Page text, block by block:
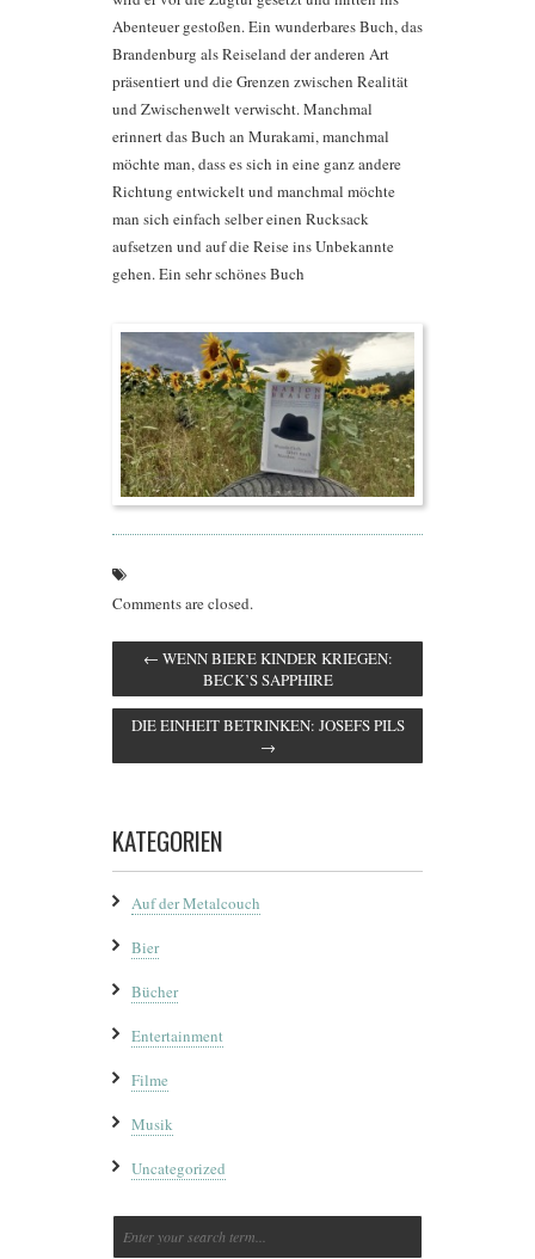
Abenteuer gestoßen. Ein wunderbares Buch, das
Brandenburg als Reiseland der anderen Art
präsentiert und die Grenzen zwischen Realität
und Zwischenwelt verwischt. Manchmal
erinnert das Buch an Murakami, manchmal
möchte man, dass es sich in eine ganz andere
Richtung entwickelt und manchmal möchte
man sich einfach selber einen Rucksack
aufsetzen und auf die Reise ins Unbekannte
gehen. Ein sehr schönes Buch
Comments are closed.
← WENN BIERE KINDER KRIEGEN:
BECK’S SAPPHIRE
DIE EINHEIT BETRINKEN: JOSEFS PILS
→
KATEGORIEN
Auf der Metalcouch
Bier
Bücher
Entertainment
Filme
Musik
Uncategorized